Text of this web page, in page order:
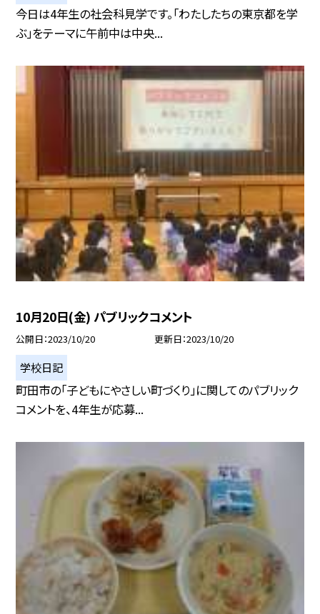
今日は4年生の社会科見学です。「わたしたちの東京都を学
ぶ」をテーマに午前中は中央...
10月20日(金) パブリックコメント
公開日 2023/10/20 更新日 2023/10/20
学校日記
町田市の「子どもにやさしい町づくり」に関してのパブリック
コメントを、4年生が応募...